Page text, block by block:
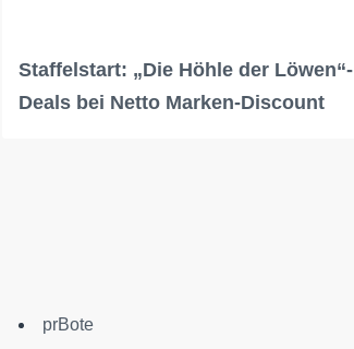
Staffelstart: „Die Höhle der Löwen“-
Deals bei Netto Marken-Discount
prBote